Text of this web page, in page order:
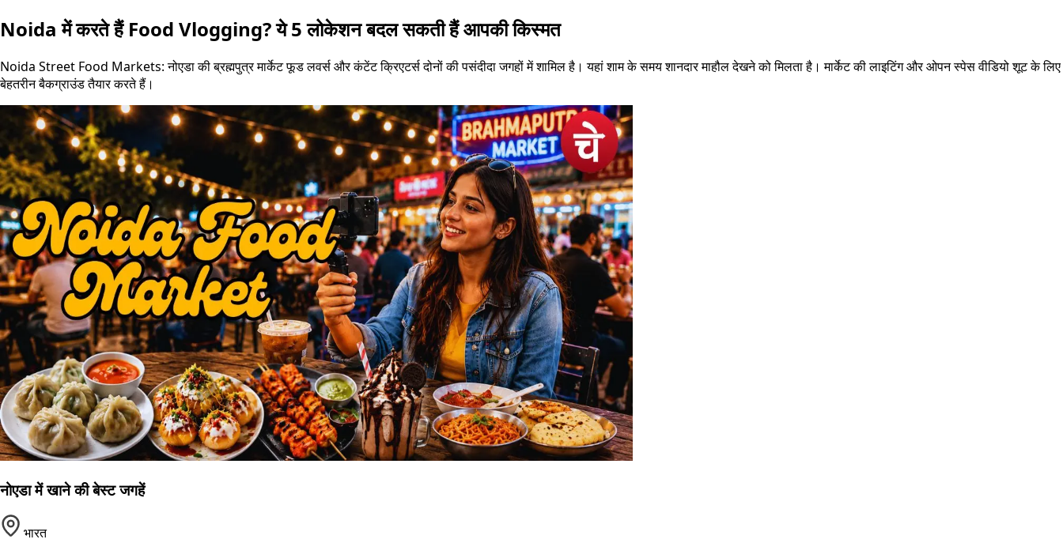
Noida में करते हैं Food Vlogging? ये 5 लोकेशन बदल सकती हैं आपकी किस्मत
Noida Street Food Markets: नोएडा की ब्रह्मपुत्र मार्केट फूड लवर्स और कंटेंट क्रिएटर्स दोनों की पसंदीदा जगहों में शामिल है। यहां शाम के समय शानदार माहौल देखने को मिलता है। मार्केट की लाइटिंग और ओपन स्पेस वीडियो शूट के लिए
बेहतरीन बैकग्राउंड तैयार करते हैं।
नोएडा में खाने की बेस्ट जगहें
भारत